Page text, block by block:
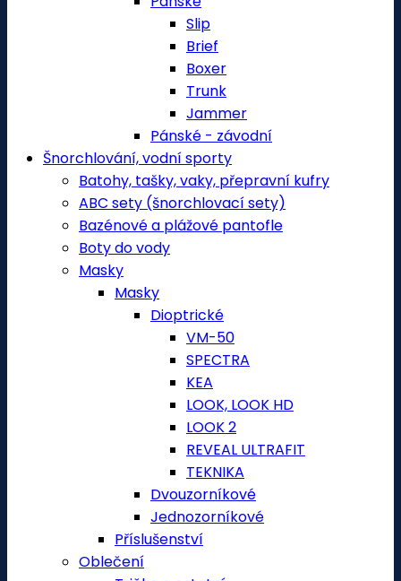
Slip
Brief
Boxer
Trunk
Jammer
Pánské - závodní
Šnorchlování, vodní sporty
Batohy, tašky, vaky, přepravní kufry
ABC sety (šnorchlovací sety)
Bazénové a plážové pantofle
Boty do vody
Masky
Masky
Dioptrické
VM-50
SPECTRA
KEA
LOOK, LOOK HD
LOOK 2
REVEAL ULTRAFIT
TEKNIKA
Dvouzorníkové
Jednozorníkové
Příslušenství
Oblečení